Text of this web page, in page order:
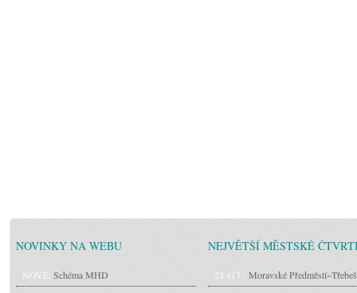
NOVINKY NA WEBU
NOVÉ: Schéma MHD
NEJVĚTŠÍ MĚSTSKÉ
23 413 - Moravské Předměstí~Třebeš